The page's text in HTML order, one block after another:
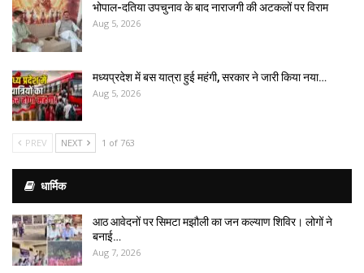
भोपाल-दतिया उपचुनाव के बाद नाराजगी की अटकलों पर विराम
Aug 5, 2026
मध्यप्रदेश में बस यात्रा हुई महंगी, सरकार ने जारी किया नया…
Aug 5, 2026
PREV NEXT 1 of 763
धार्मिक
आठ आवेदनों पर सिमटा मझौली का जन कल्याण शिविर। लोगों ने
बनाई…
Aug 7, 2026